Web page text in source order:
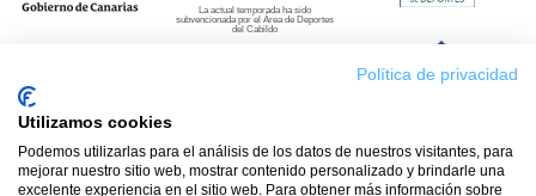
La actual temporada ha sido
subvencionada por el Área de Deportes
del Cabildo
Programas
Política de privacidad
Utilizamos cookies
Podemos utilizarlas para el análisis de los datos de nuestros visitantes, para
mejorar nuestro sitio web, mostrar contenido personalizado y brindarle una
excelente experiencia en el sitio web. Para obtener más información sobre